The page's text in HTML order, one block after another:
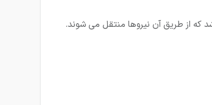
که از طریق آن نیروها منتقل می شوند.